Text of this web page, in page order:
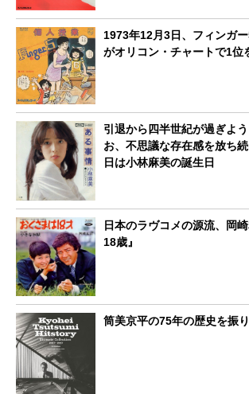
1973年12月3日、フィンガー
がオリコン・チャートで1位
引退から四半世紀が過ぎよ
お、不思議な存在感を放ち
日は小林麻美の誕生日
日本のラヴコメの源流、岡
18歳』
筒美京平の75年の歴史を振